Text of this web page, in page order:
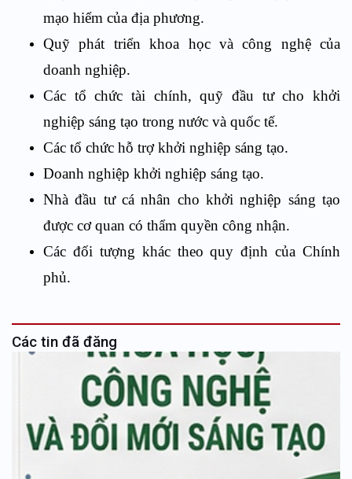
mạo hiểm của địa phương.
Quỹ phát triển khoa học và công nghệ của
doanh nghiệp.
Các tổ chức tài chính, quỹ đầu tư cho khởi
nghiệp sáng tạo trong nước và quốc tế.
Các tổ chức hỗ trợ khởi nghiệp sáng tạo.
Doanh nghiệp khởi nghiệp sáng tạo.
Nhà đầu tư cá nhân cho khởi nghiệp sáng tạo
được cơ quan có thẩm quyền công nhận.
Các đối tượng khác theo quy định của Chính
phủ.
Các tin đã đăng